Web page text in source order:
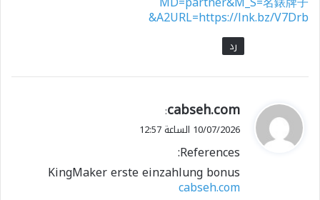
&A2URL=https://lnk.bz/V7Drb
رد
ي
ق
ل
cabseh.com
:
10/07/2026 الساعة 12:57
References:
KingMaker erste einzahlung bonus
cabseh.com